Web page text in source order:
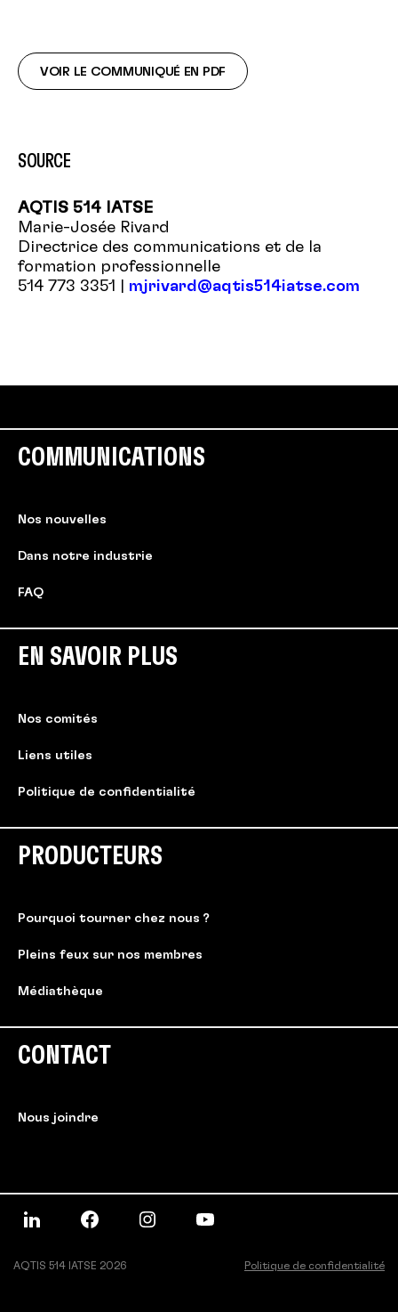
VOIR LE COMMUNIQUÉ EN PDF
SOURCE
AQTIS 514 IATSE
Marie-Josée Rivard
Directrice des communications et de la
formation professionnelle
514 773 3351 | mjrivard@aqtis514iatse.com
COMMUNICATIONS
Nos nouvelles
Dans notre industrie
FAQ
EN SAVOIR PLUS
Nos comités
Liens utiles
Politique de confidentialité
PRODUCTEURS
Pourquoi tourner chez nous ?
Pleins feux sur nos membres
Médiathèque
CONTACT
Nous joindre
AQTIS 514 IATSE 2026 Politique de confidentialité